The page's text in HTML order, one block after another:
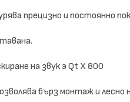
прецизно и постоянно
на звук э Qt X 800
бърз монтаж и лесно